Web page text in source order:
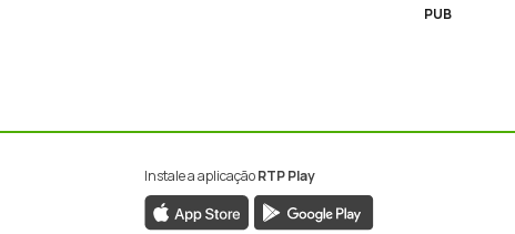
PUB
Instale a aplicaçãoRTP Play